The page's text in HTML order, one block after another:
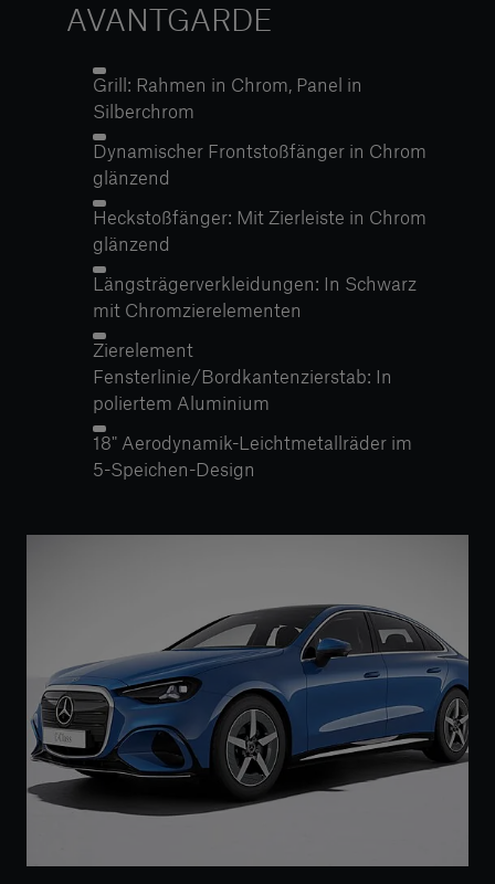
AVANTGARDE
Grill: Rahmen in Chrom, Panel in
Silberchrom
Dynamischer Frontstoßfänger in Chrom
glänzend
Heckstoßfänger: Mit Zierleiste in Chrom
glänzend
Längsträgerverkleidungen: In Schwarz
mit Chromzierelementen
Zierelement
Fensterlinie/Bordkantenzierstab: In
poliertem Aluminium
18" Aerodynamik-Leichtmetallräder im
5-Speichen-Design